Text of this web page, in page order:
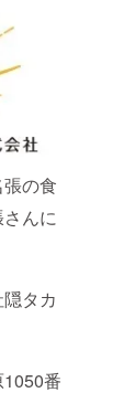
の食
んに
タカ
番